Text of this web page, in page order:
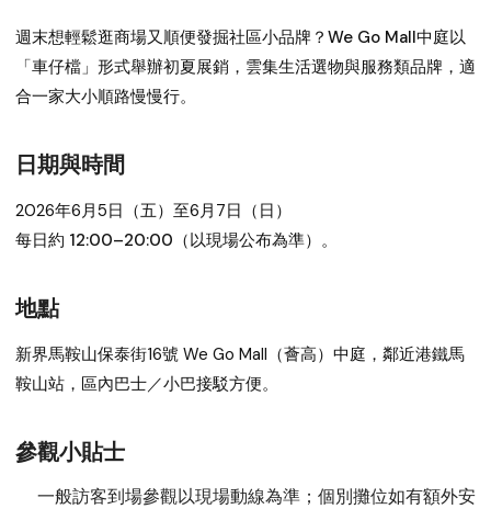
週末想輕鬆逛商場又順便發掘社區小品牌？We Go Mall中庭以
「車仔檔」形式舉辦初夏展銷，雲集生活選物與服務類品牌，適
合一家大小順路慢慢行。
日期與時間
2026年6月5日（五）至6月7日（日）
每日約 12:00–20:00（以現場公布為準）。
地點
新界馬鞍山保泰街16號 We Go Mall（薈高）中庭 ，鄰近港鐵馬
鞍山站，區內巴士／小巴接駁方便。
參觀小貼士
一般訪客到場參觀以現場動線為準；個別攤位如有額外安